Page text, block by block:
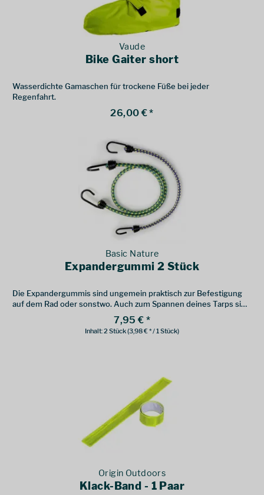
Vaude
Bike Gaiter short
Wasserdichte Gamaschen für trockene Füße bei jeder
Regenfahrt.
26,00 € *
Basic Nature
Expandergummi 2 Stück
Die Expandergummis sind ungemein praktisch zur Befestigung
auf dem Rad oder sonstwo. Auch zum Spannen deines Tarps sind
7,95 € *
Inhalt:2 Stück(3,98 € * / 1 Stück)
Origin Outdoors
Klack-Band - 1 Paar